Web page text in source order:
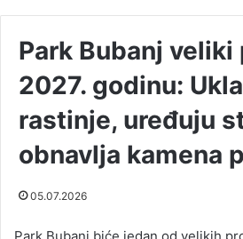
Park Bubanj veliki
2027. godinu:
rastinje, uređuju
obnavlja kamena
05.07.2026